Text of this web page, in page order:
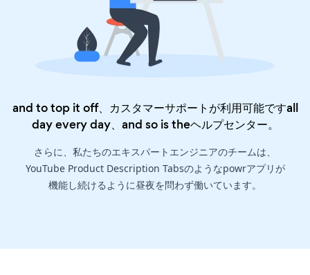
and to top it off、カスタマーサポートが利用可能ですall
day every day、and so is theヘルプセンター。
さらに、私たちのエキスパートエンジニアのチームは、
YouTube Product Description Tabsのようなpowrアプリが
機能し続けるように昼夜を問わず働いています。